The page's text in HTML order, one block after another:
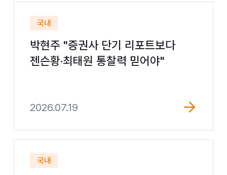
국내
박현주 "증권사 단기 리포트보다
젠슨황·최태원 통찰력 믿어야"
2026.07.19
국내